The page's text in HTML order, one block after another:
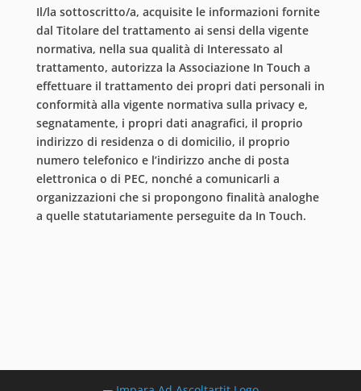
Il/la sottoscritto/a, acquisite le informazioni fornite
dal Titolare del trattamento ai sensi della vigente
normativa, nella sua qualità di Interessato al
trattamento, autorizza la Associazione In Touch a
effettuare il trattamento dei propri dati personali in
conformità alla vigente normativa sulla privacy e,
segnatamente, i propri dati anagrafici, il proprio
indirizzo di residenza o di domicilio, il proprio
numero telefonico e l’indirizzo anche di posta
elettronica o di PEC, nonché a comunicarli a
organizzazioni che si propongono finalità analoghe
a quelle statutariamente perseguite da In Touch.